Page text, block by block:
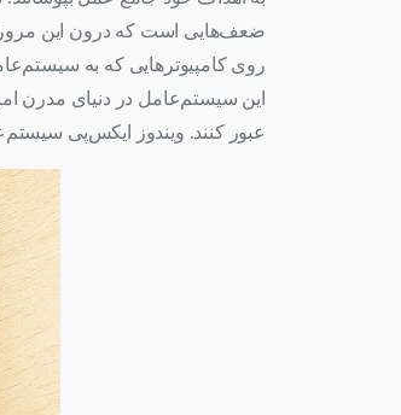
ضعف‌هایی است که درون این
روی کامپیوترهایی که به
این سیستم‌عامل در دنیای مدرن
عبور کنند. ویندوز ایکس‌پی سیستم‌عاملی است که